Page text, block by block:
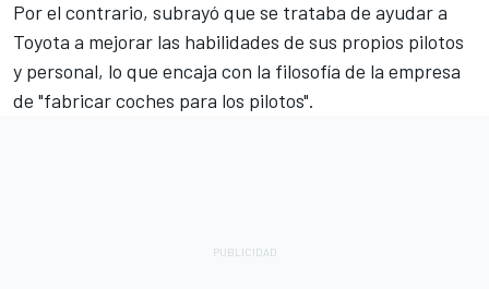
Por el contrario, subrayó que se trataba de ayudar a
Toyota a mejorar las habilidades de sus propios pilotos
y personal, lo que encaja con la filosofía de la empresa
de "fabricar coches para los pilotos".